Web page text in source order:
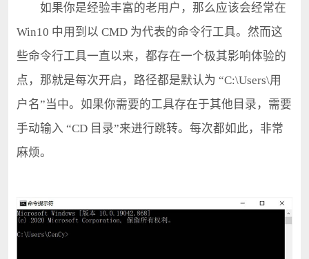
如果你是经验丰富的老用户，那么应该会经常在
Win10 中用到以 CMD 为代表的命令行工具。然而这
些命令行工具一直以来，都存在一个极其影响体验的
点，那就是每次开启，路径都是默认为 “C:\Users\用
户名”当中。如果你需要的工具存在于其他目录，需要
手动输入 “CD 目录”来进行跳转。每次都如此，非常
麻烦。